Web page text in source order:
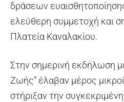
δράσεων
ελεύθερη συμμετοχή και
Πλατεία Καναλακίου.
Στην σημερινή εκδήλωση
Ζωής” έλαβαν μέρος
στήριξαν την